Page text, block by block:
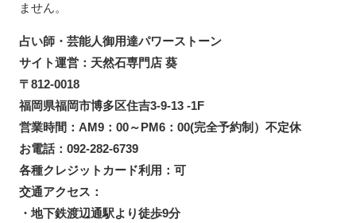
ません。
占い師・芸能人御用達パワーストーン
サイト運営：天然石専門店 葵
〒812-0018
福岡県福岡市博多区住吉3-9-13 -1F
営業時間：AM9：00～PM6：00(完全予約制）不定休
お電話：092-282-6739
各種クレジットカード利用：可
交通アクセス：
・地下鉄渡辺通駅より徒歩9分